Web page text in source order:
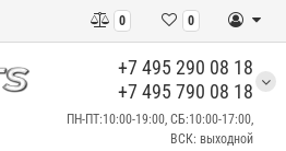
0
0
+7 495 290 08 18
+7 495 790 08 18
ПН-ПТ:10:00-19:00, СБ:10:00-17:00,
ВСК: выходной